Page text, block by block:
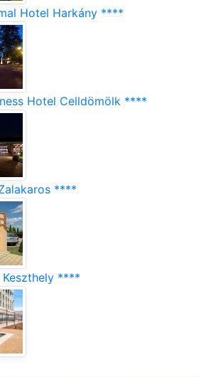
Hotel Harkány ****
Hotel Celldömölk ****
****
****